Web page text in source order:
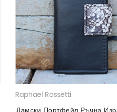
Raphael Rossetti